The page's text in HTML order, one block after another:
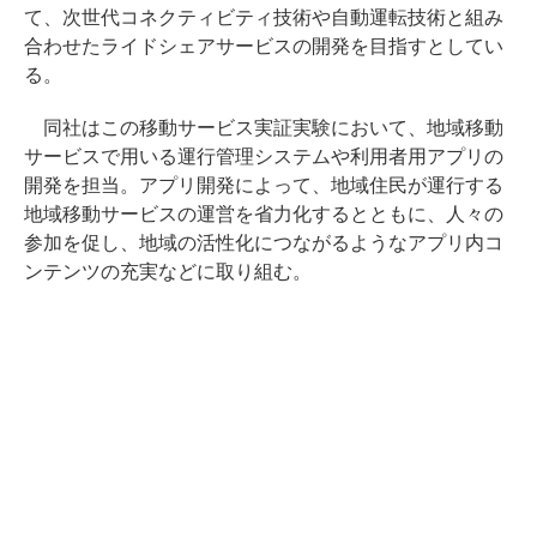
て、次世代コネクティビティ技術や自動運転技術と組み
合わせたライドシェアサービスの開発を目指すとしてい
る。
同社はこの移動サービス実証実験において、地域移動
サービスで用いる運行管理システムや利用者用アプリの
開発を担当。アプリ開発によって、地域住民が運行する
地域移動サービスの運営を省力化するとともに、人々の
参加を促し、地域の活性化につながるようなアプリ内コ
ンテンツの充実などに取り組む。